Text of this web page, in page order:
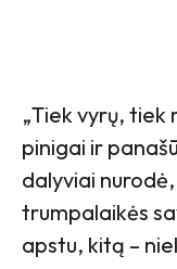
„Tiek vyrų,
pinigai ir
dalyviai
trumpalaikės
apstu, kitą –